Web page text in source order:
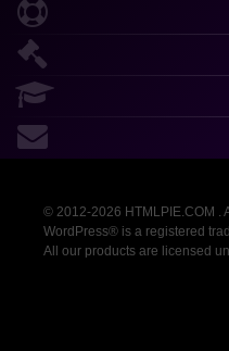
© 2012-2026 HTMLPIE.COM .
WordPress® is a registered
All our products are licensed